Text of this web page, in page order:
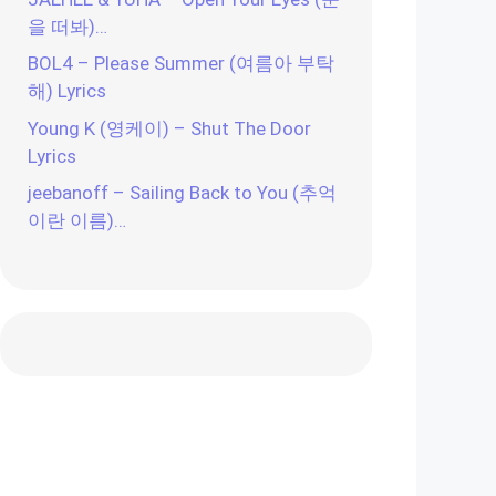
을 떠봐)…
BOL4 – Please Summer (여름아 부탁
해) Lyrics
Young K (영케이) – Shut The Door
Lyrics
jeebanoff – Sailing Back to You (추억
이란 이름)…